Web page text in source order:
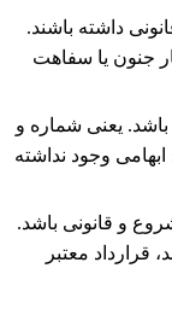
داشته باشند.
جنون یا سفاهت
یعنی شماره و
ابهامی وجود نداشته
و قانونی باشد.
قرارداد معتبر